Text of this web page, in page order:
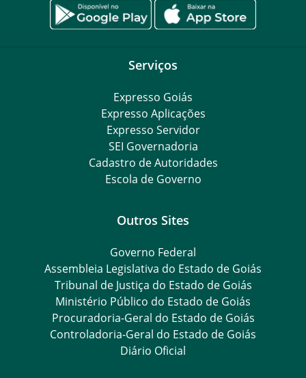
Serviços
Expresso Goiás
Expresso Aplicações
Expresso Servidor
SEI Governadoria
Cadastro de Autoridades
Escola de Governo
Outros Sites
Governo Federal
Assembleia Legislativa do Estado de Goiás
Tribunal de Justiça do Estado de Goiás
Ministério Público do Estado de Goiás
Procuradoria-Geral do Estado de Goiás
Controladoria-Geral do Estado de Goiás
Diário Oficial